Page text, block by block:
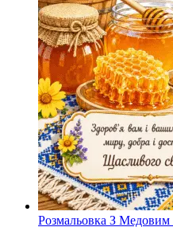
Розмальовка З Медовим